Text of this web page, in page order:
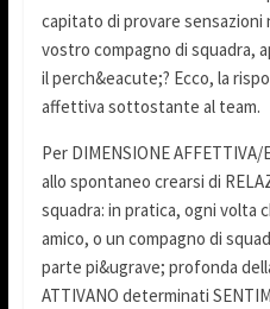
capitato di provare
vostro compagno di squadra,
il perch&eacute;? Ecco, la
affettiva sottostante al team.
Per DIMENSIONE
allo spontaneo crearsi di
squadra: in pratica, ogni volta
amico, o un compagno di
parte pi&ugrave; profonda
ATTIVANO determinati